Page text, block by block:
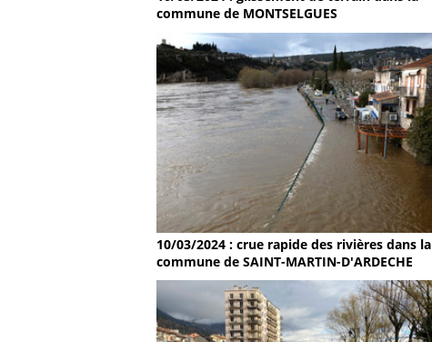
commune de MONTSELGUES
10/03/2024 : crue rapide des rivières dans la
commune de SAINT-MARTIN-D'ARDECHE